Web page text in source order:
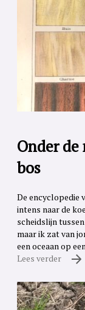
Onder
bos
De encyclopedie
intens naar de
scheidslijn
maar ik zat van
een oceaan op
Lees verder